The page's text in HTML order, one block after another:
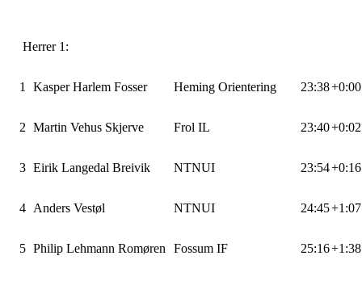
Herrer 1:
1 Kasper Harlem Fosser Heming Orientering 23:38+0:00
2 Martin Vehus Skjerve Frol IL 23:40+0:02
3 Eirik Langedal Breivik NTNUI 23:54+0:16
4 Anders Vestøl NTNUI 24:45+1:07
5 Philip Lehmann Romøren Fossum IF 25:16+1:38